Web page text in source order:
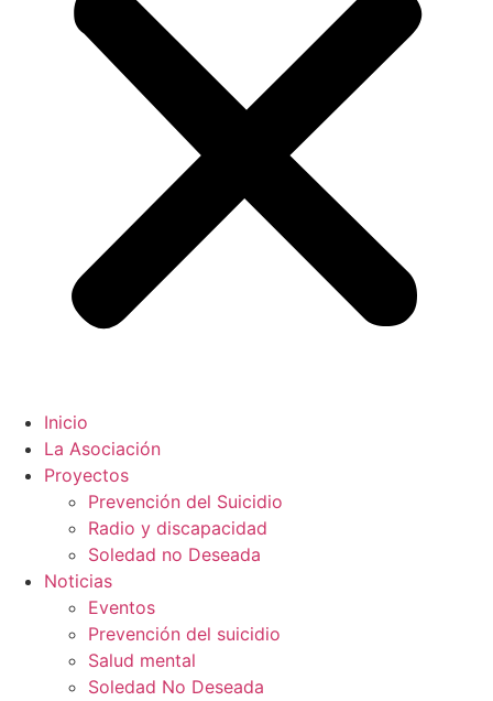
Inicio
La Asociación
Proyectos
Prevención del Suicidio
Radio y discapacidad
Soledad no Deseada
Noticias
Eventos
Prevención del suicidio
Salud mental
Soledad No Deseada